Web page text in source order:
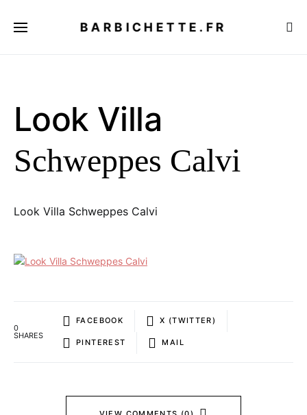
BARBICHETTE.FR
Look Villa
Schweppes Calvi
Look Villa Schweppes Calvi
0
SHARES
FACEBOOK X (TWITTER)
PINTEREST MAIL